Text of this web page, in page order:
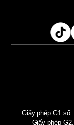
Giấy phép G1
Giấy phép